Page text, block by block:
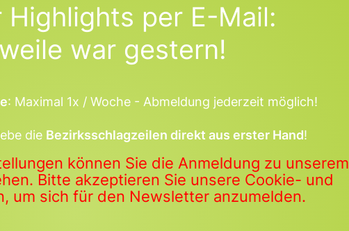
Highlights per E-Mail:
war gestern!
: Maximal 1x / Woche - Abmeldung jederzeit möglich!
die Bezirksschlagzeilen direkt aus erster Hand!
können Sie die Anmeldung zu unserem
Bitte akzeptieren Sie unsere Cookie- und
um sich für den Newsletter anzumelden.